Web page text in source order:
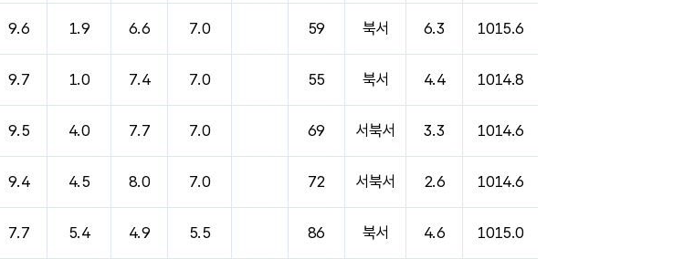
9.6 1.9 6.6 7.0 59 북서 6.3 1015.6
9.7 1.0 7.4 7.0 55 북서 4.4 1014.8
9.5 4.0 7.7 7.0 69 서북서 3.3 1014.6
9.4 4.5 8.0 7.0 72 서북서 2.6 1014.6
7.7 5.4 4.9 5.5 86 북서 4.6 1015.0